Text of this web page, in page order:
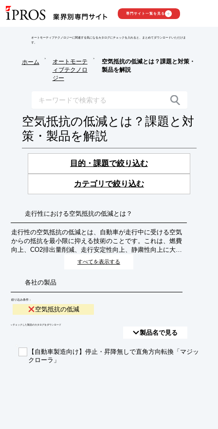
専門サイト一覧を見る
オートモーティブテクノロジーに関連する気になるカタログにチェックを入れると、まとめてダウンロードいただけま
す。
ホーム
>
オートモーテ
ィブテクノロ
ジー
>
空気抵抗の低減とは？課題と対策・
製品を解説
空気抵抗の低減とは？課題と対
策・製品を解説
目的・課題で絞り込む
カテゴリで絞り込む
走行性における空気抵抗の低減とは？
走行性の空気抵抗の低減とは、自動車が走行中に受ける空気
からの抵抗を最小限に抑える技術のことです。これは、燃費
向上、CO2排出量削減、走行安定性向上、静粛性向上に大き
すべてを表示する
各社の製品
絞り込み条件：
空気抵抗の低減
​▼チェックした製品のカタログをダウンロード
製品名で見る
【自動車製造向け】停止・昇降無しで直角方向転換「マジッ
クローラ」